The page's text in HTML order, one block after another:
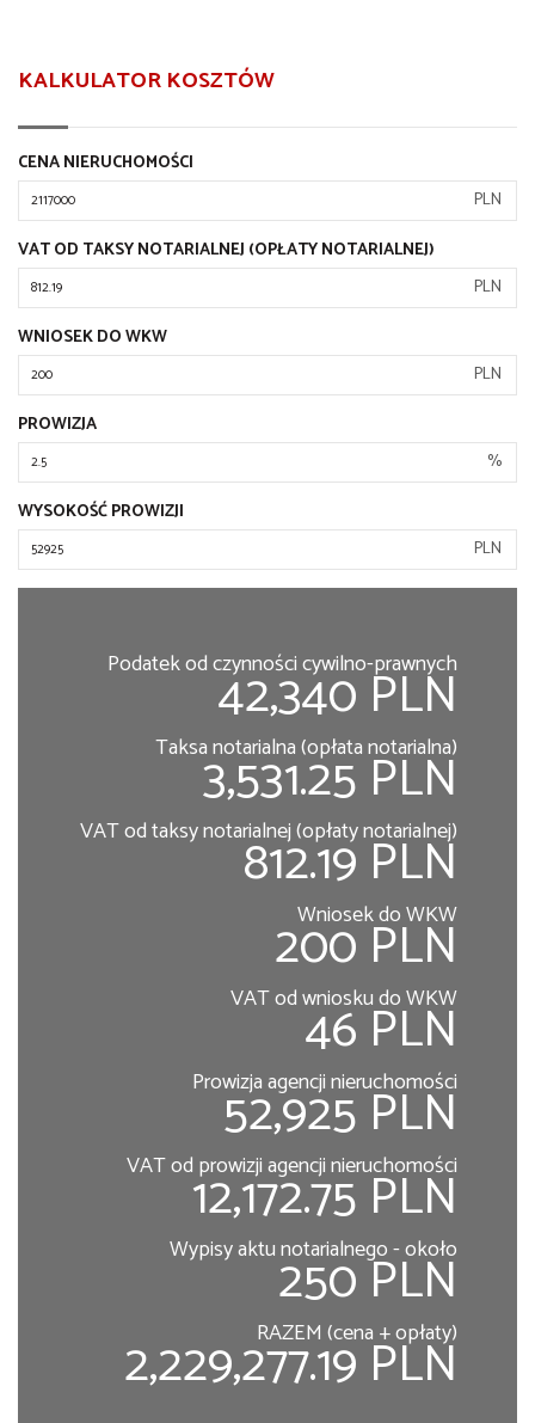
KALKULATOR KOSZTÓW
CENA NIERUCHOMOŚCI
PLN
VAT OD TAKSY NOTARIALNEJ (OPŁATY NOTARIALNEJ)
PLN
WNIOSEK DO WKW
PLN
PROWIZJA
%
WYSOKOŚĆ PROWIZJI
PLN
Podatek od czynności cywilno-prawnych
42,340 PLN
Taksa notarialna (opłata notarialna)
3,531.25 PLN
VAT od taksy notarialnej (opłaty notarialnej)
812.19 PLN
Wniosek do WKW
200 PLN
VAT od wniosku do WKW
46 PLN
Prowizja agencji nieruchomości
52,925 PLN
VAT od prowizji agencji nieruchomości
12,172.75 PLN
Wypisy aktu notarialnego - około
250 PLN
RAZEM (cena + opłaty)
2,229,277.19 PLN